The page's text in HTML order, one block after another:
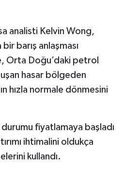
analisti Kelvin Wong,
barış anlaşması
Orta Doğu’daki petrol
hasar bölgeden
hızla normale dönmesini
fiyatlamaya başladı
ihtimalini oldukça
kullandı.